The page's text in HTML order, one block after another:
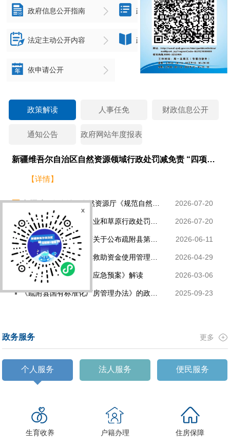
政府信息公开指南 政府信息公开制度
法定主动公开内容 政府信息公开年报
依申请公开
政策解读 人事任免 财政信息公开
通知公告 政府网站年度报表
新疆维吾尔自治区自然资源领域行政处罚减免责 “四项清单” 政策解读
【详情】
新疆维吾尔自治区自然资源厅《规范自然资源行政处罚裁量权办法》政策解读 2026-07-20
《新疆维吾尔自治区林业和草原行政处罚裁量权适用办法》等三个文件政策解读 2026-07-20
关于《疏附县人民政府关于公布疏附县第三批县级非物质文化遗产项目名录》的解读 2026-06-11
《疏附县红十字会人道救助资金使用管理办法（试行）》解读 2026-04-29
《疏附县生产安全事故应急预案》解读 2026-03-06
《疏附县国有标准化厂房管理办法》的政策解读 2025-09-23
政务服务 更多
个人服务 法人服务 便民服务
生育收养 户籍办理 住房保障
x